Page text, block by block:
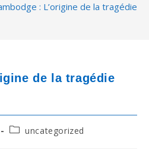
: L’origine de la tragédie
de la tragédie
Postuncategorized